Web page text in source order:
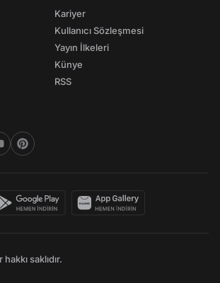
Kariyer
Kullanıcı Sözleşmesi
Yayın İlkeleri
Künye
RSS
saklıdır.